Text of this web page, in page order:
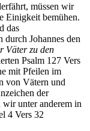
müssen wir
Einigkeit bemühen.
das
durch Johannes den
Väter zu den
Psalm 127 Vers
mit Pfeilen im
von Vätern und
der
unter anderem in
4 Vers 32